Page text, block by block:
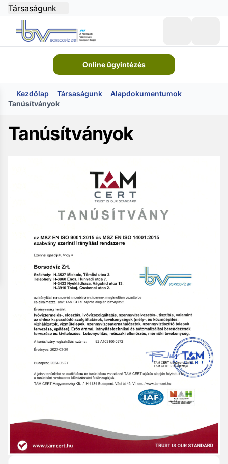
Társaságunk
Online ügyintézés
Kezdőlap Társaságunk
Alapdokumentumok
Tanúsítványok
Tanúsítványok